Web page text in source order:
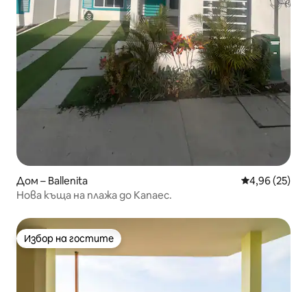
Дом – Ballenita Средна
4,96 (25)
Нова къща на плажа до Капаес.
Избор на гостите
Избор на гостите